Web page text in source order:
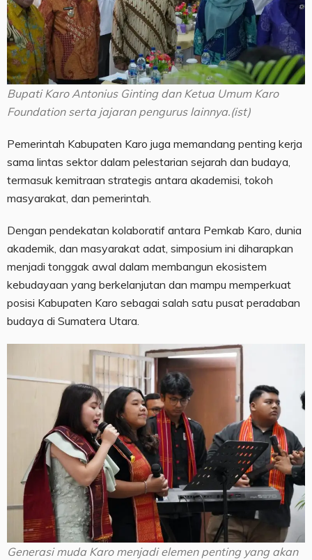
Bupati Karo Antonius Ginting dan Ketua Umum Karo
Foundation serta jajaran pengurus lainnya.(ist)
Pemerintah Kabupaten Karo juga memandang penting kerja
sama lintas sektor dalam pelestarian sejarah dan budaya,
termasuk kemitraan strategis antara akademisi, tokoh
masyarakat, dan pemerintah.
Dengan pendekatan kolaboratif antara Pemkab Karo, dunia
akademik, dan masyarakat adat, simposium ini diharapkan
menjadi tonggak awal dalam membangun ekosistem
kebudayaan yang berkelanjutan dan mampu memperkuat
posisi Kabupaten Karo sebagai salah satu pusat peradaban
budaya di Sumatera Utara.
Generasi muda Karo menjadi elemen penting yang akan